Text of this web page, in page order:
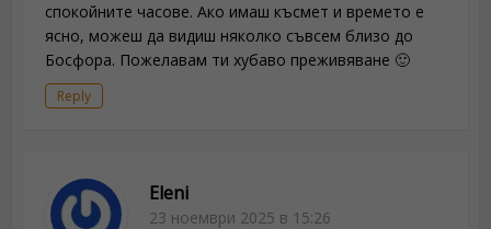
спокойните часове. Ако имаш късмет и времето е
ясно, можеш да видиш няколко съвсем близо до
Босфора. Пожелавам ти хубаво преживяване 🙂
Reply
Eleni
23 ноември 2025 в 15:26